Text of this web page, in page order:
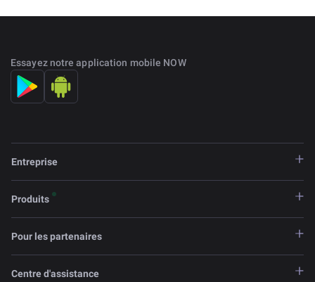
Essayez notre application mobile NOW
Entreprise
Produits
Pour les partenaires
Centre d'assistance